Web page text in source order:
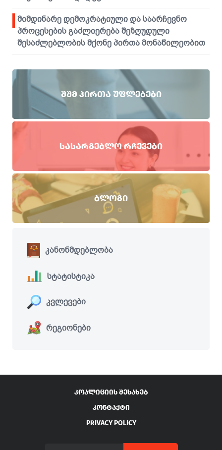
მიმდინარე დემოკრატიული და საარჩევნო
პროცესების გაძლიერება შეზღუდული
შესაძლებლობის მქონე პირთა მონაწილეობით
ᲨᲨᲛ ᲞᲘᲠᲗᲐ ᲣᲤᲚᲔᲑᲔᲑᲘ
ᲡᲐᲡᲐᲠᲒᲔᲑᲚᲝ ᲠᲩᲔᲕᲔᲑᲘ
ᲑᲚᲝᲒᲘ
კანონმდებლობა
სტატისტიკა
კვლევები
რეგიონები
ᲙᲝᲐᲚᲘᲪᲘᲘᲡ ᲨᲔᲡᲐᲮᲔᲑ
ᲙᲝᲜᲢᲐᲥᲢᲘ
PRIVACY POLICY